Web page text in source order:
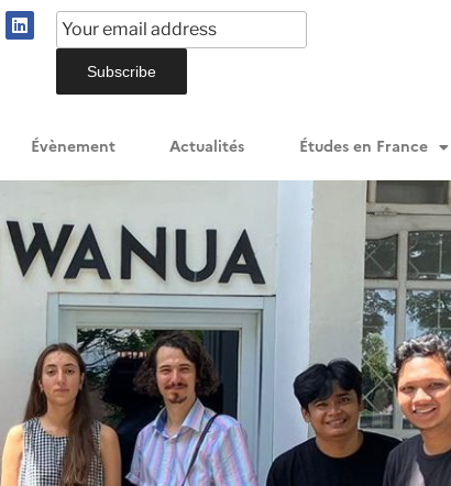
Évènement Actualités Études en France